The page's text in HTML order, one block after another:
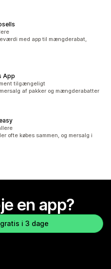
med app til mængderabat,
App
tilgængeligt
af pakker og mængderabatter
ofte købes sammen, og mersalg i
en app?
i 3 dage